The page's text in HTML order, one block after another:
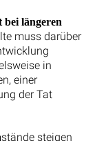
bei längeren
muss darüber
in
einer
der Tat
steigen